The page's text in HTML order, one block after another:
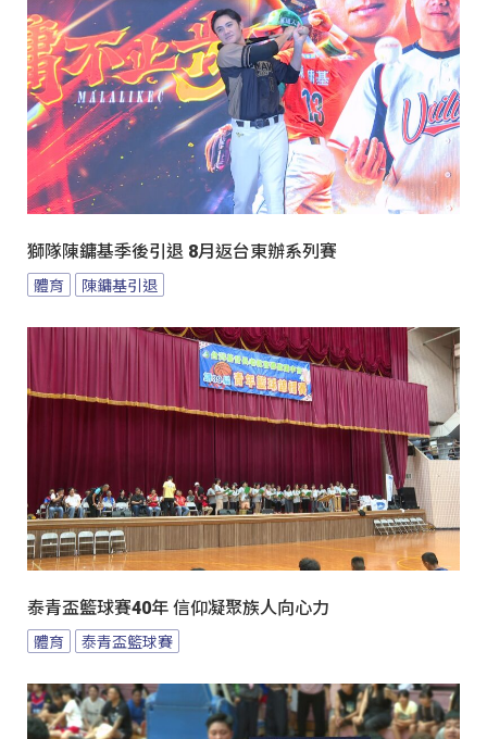
獅隊陳鏞基季後引退 8月返台東辦系列賽
體育 陳鏞基引退
泰青盃籃球賽40年 信仰凝聚族人向心力
體育 泰青盃籃球賽